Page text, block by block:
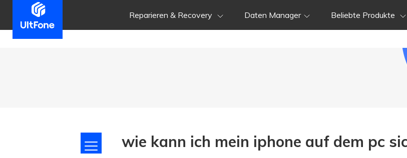
Reparieren & Recovery Daten Manager Beliebte Produkte
wie kann ich mein iphone auf dem pc